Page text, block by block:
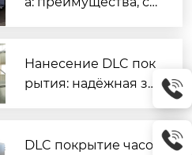
Нанесение DLC пок
рытия: надёжная за
DLC покрытие часо